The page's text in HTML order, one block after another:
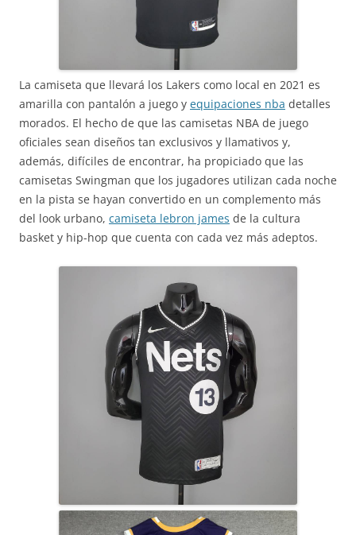
La camiseta que llevará los Lakers como local en 2021 es
amarilla con pantalón a juego y equipaciones nba detalles
morados. El hecho de que las camisetas NBA de juego
oficiales sean diseños tan exclusivos y llamativos y,
además, difíciles de encontrar, ha propiciado que las
camisetas Swingman que los jugadores utilizan cada noche
en la pista se hayan convertido en un complemento más
del look urbano, camiseta lebron james de la cultura
basket y hip-hop que cuenta con cada vez más adeptos.